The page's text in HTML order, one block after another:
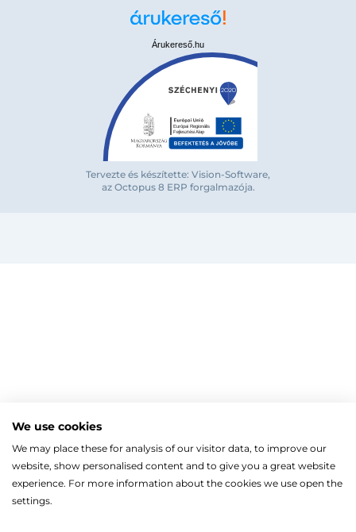
Bejelentkezés e-mail-címmel
Bejelentkezés közösségi fiókkal
Facebook
MOZGÁSKORLÁTOZOTT TERMÉKEK
ZUHANYKABINOK/AJTÓK
Íves zuhanykabin
Szögletes zuhanykabin
Fix zuhanyfal
Zuhanyajtó
Walk-in zuhanyfal
Radiátorok
TÖRÖLKÖZŐSZÁRÍTÓ RADIÁTOR
Törölközőszárító radiátor egyenes
Törölközőszárító radiátor íves
Fűtőpatron
HŐSZIVATTYÚK
Split levegő-víz hőszivattyú
Hőszivattyúhoz kiegészítő
Gépészet, szerszám
KESZTYŰK, VÉDŐFELSZERELÉSEK
LEVÁLASZTÓK
Automata és kézi légtelenítő
Kazán, vízmelegítő
CSŐTERMOSZTÁTOK
ELEKTROMOS KAZÁNOK, KIEGÉSZÍTŐK
Árukereső.hu
Tervezte és készítette: Vision-Software,
az Octopus 8 ERP forgalmazója.
We use cookies
We may place these for analysis of our visitor data, to improve our
website, show personalised content and to give you a great website
experience. For more information about the cookies we use open the
settings.